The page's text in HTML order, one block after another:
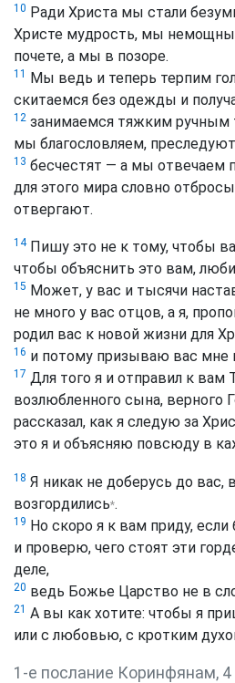
10 Ради Христа мы стали
Христе мудрость, мы
почете, а мы в позоре.
11 Мы ведь и теперь терпим
скитаемся без одежды и
12 занимаемся тяжким ручным
мы благословляем,
13 бесчестят — а мы отвечаем
для этого мира словно
отвергают.
14Пишу это не к тому, чтобы
чтобы объяснить это вам,
15 Может, у вас и тысячи
не много у вас отцов, а я,
родил вас к новой жизни для
16 и потому призываю вас мне
17 Для того я и отправил к вам
возлюбленного сына, верного
рассказал, как я следую за
это я и объясняю повсюду в
18 Я никак не доберусь до вас,
возгордились*.
19 Но скоро я к вам приду, если
и проверю, чего стоят эти
деле,
20 ведь Божье Царство не в
21 А вы как хотите: чтобы я
или с любовью, с кротким
1-е послание Коринфянам, 4